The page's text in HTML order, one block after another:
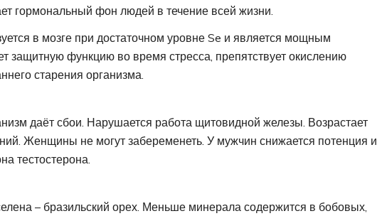
гормональный фон людей в течение всей жизни.
в мозге при достаточном уровне Se и является мощным
защитную функцию во время стресса, препятствует окислению
старения организма.
даёт сбои. Нарушается работа щитовидной железы. Возрастает
Женщины не могут забеременеть. У мужчин снижается потенция и
тестостерона.
– бразильский орех. Меньше минерала содержится в бобовых,